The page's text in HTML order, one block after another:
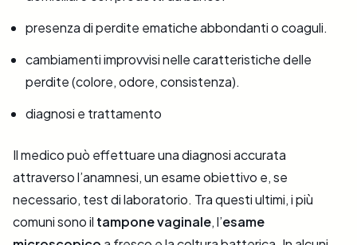
presenza di perdite ematiche abbondanti o coaguli.
cambiamenti improvvisi nelle caratteristiche delle
perdite (colore, odore, consistenza).
diagnosi e trattamento
Il medico può effettuare una diagnosi accurata
attraverso l’anamnesi, un esame obiettivo e, se
necessario, test di laboratorio. Tra questi ultimi, i più
comuni sono il tampone vaginale, l’esame